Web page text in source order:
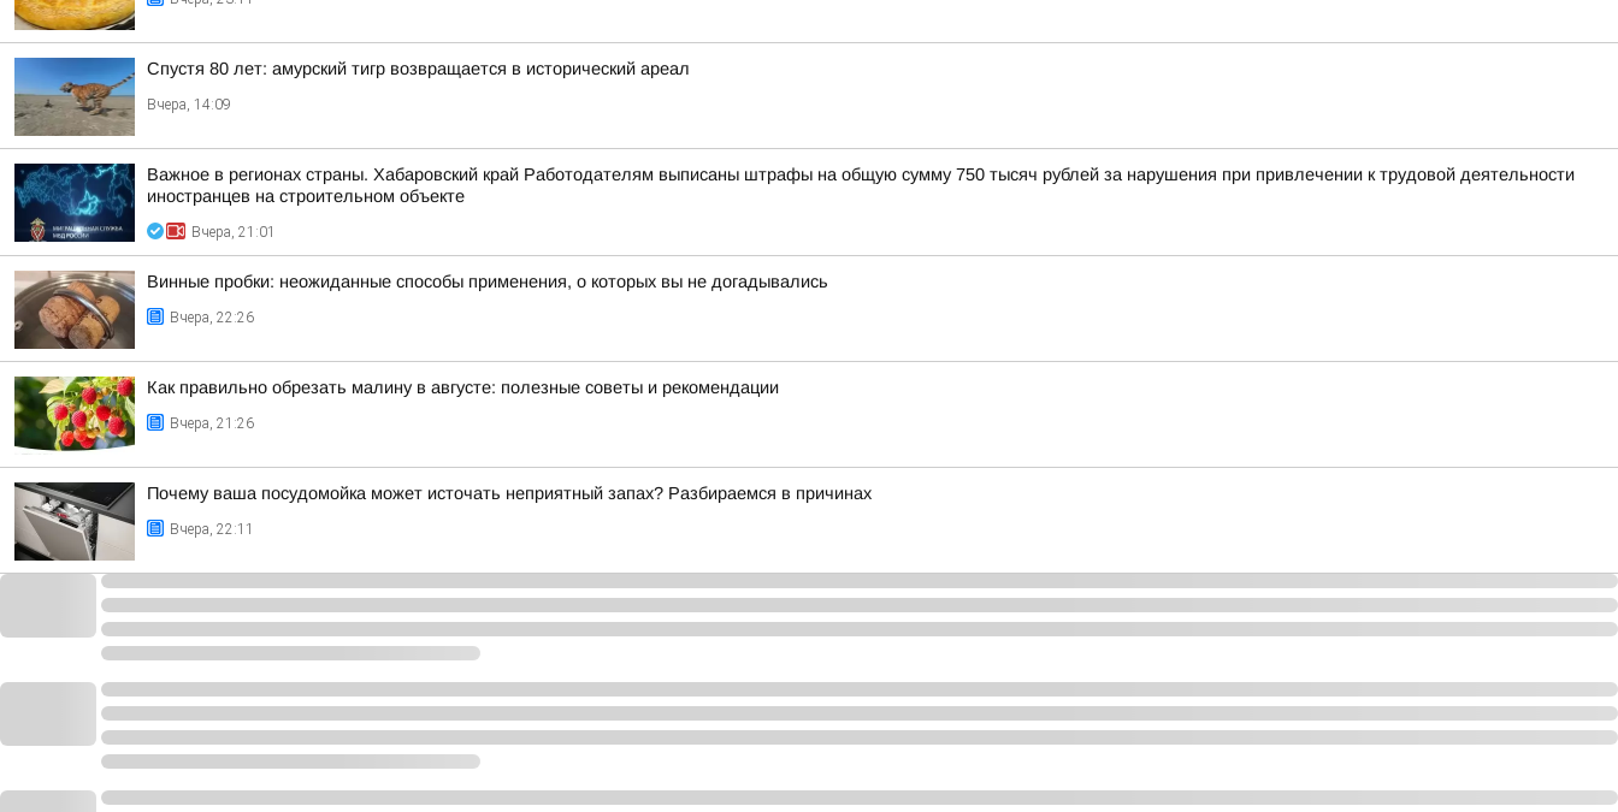
Спустя 80 лет: амурский тигр возвращается в исторический ареал
Вчера, 14:09
Важное в регионах страны. Хабаровский край Работодателям выписаны штрафы на общую сумму 750 тысяч рублей за нарушения при привлечении к трудовой деятельности
иностранцев на строительном объекте
Вчера, 21:01
Винные пробки: неожиданные способы применения, о которых вы не догадывались
Вчера, 22:26
Как правильно обрезать малину в августе: полезные советы и рекомендации
Вчера, 21:26
Почему ваша посудомойка может источать неприятный запах? Разбираемся в причинах
Вчера, 22:11